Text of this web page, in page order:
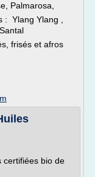
Palmarosa,
: Ylang Ylang ,
frisés et afros
certifiées bio de